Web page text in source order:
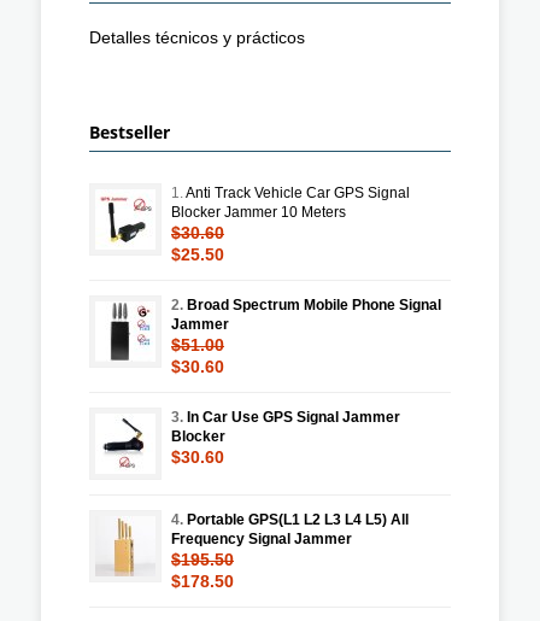
Detalles técnicos y prácticos
Bestseller
1.Anti Track Vehicle Car GPS Signal
Blocker Jammer 10 Meters
$30.60
$25.50
2. Broad Spectrum Mobile Phone Signal
Jammer
$51.00
$30.60
3. In Car Use GPS Signal Jammer
Blocker
$30.60
4. Portable GPS(L1 L2 L3 L4 L5) All
Frequency Signal Jammer
$195.50
$178.50